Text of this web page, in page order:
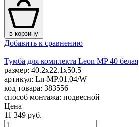
в корзину
Добавить к сравнению
Тумба для комплекта Leon MP 40 белая
размер: 40.2x22.1x50.5
артикул: Ln-MP.01.04/W
код товара: 383556
способ монтажа: подвесной
Цена
11 349 руб.